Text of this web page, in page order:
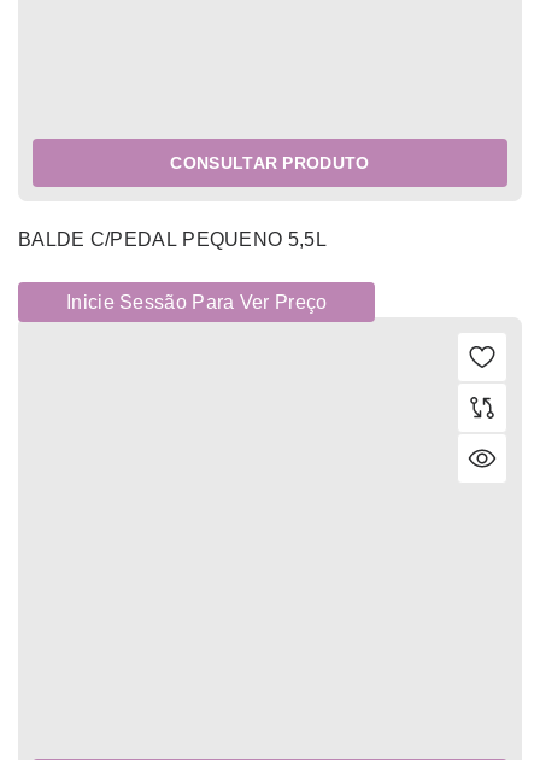
CONSULTAR PRODUTO
BALDE C/PEDAL PEQUENO 5,5L
Inicie Sessão Para Ver Preço